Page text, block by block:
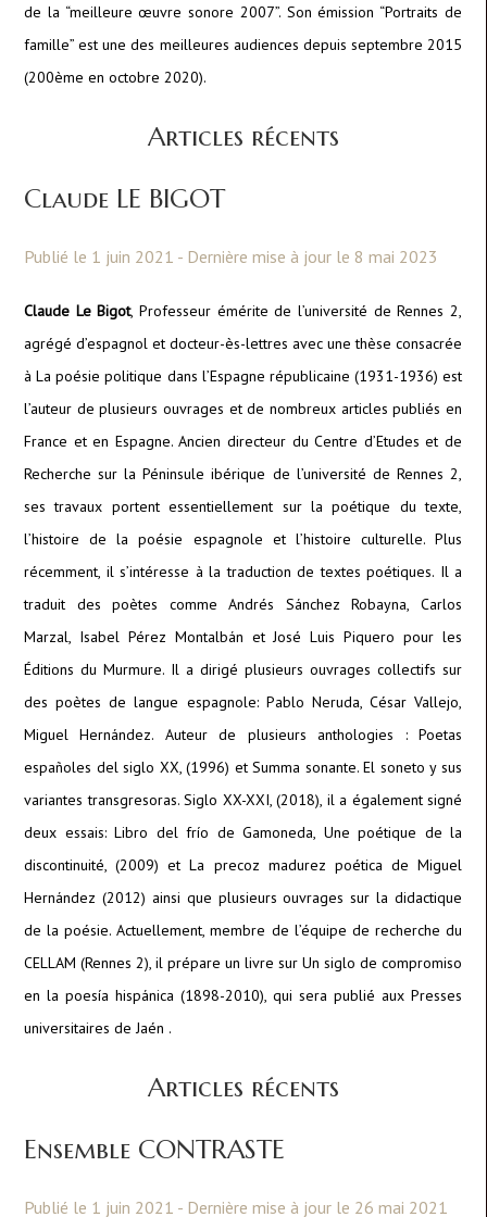
de la “meilleure œuvre sonore 2007”. Son émission “Portraits de
famille” est une des meilleures audiences depuis septembre 2015
(200ème en octobre 2020).
Articles récents
Claude LE BIGOT
Publié le 1 juin 2021 - Dernière mise à jour le 8 mai 2023
Claude Le Bigot, Professeur émérite de l’université de Rennes 2,
agrégé d’espagnol et docteur-ès-lettres avec une thèse consacrée
à La poésie politique dans l’Espagne républicaine (1931-1936) est
l’auteur de plusieurs ouvrages et de nombreux articles publiés en
France et en Espagne. Ancien directeur du Centre d’Etudes et de
Recherche sur la Péninsule ibérique de l’université de Rennes 2,
ses travaux portent essentiellement sur la poétique du texte,
l’histoire de la poésie espagnole et l’histoire culturelle. Plus
récemment, il s’intéresse à la traduction de textes poétiques. Il a
traduit des poètes comme Andrés Sánchez Robayna, Carlos
Marzal, Isabel Pérez Montalbán et José Luis Piquero pour les
Éditions du Murmure. Il a dirigé plusieurs ouvrages collectifs sur
des poètes de langue espagnole: Pablo Neruda, César Vallejo,
Miguel Hernández. Auteur de plusieurs anthologies : Poetas
españoles del siglo XX, (1996) et Summa sonante. El soneto y sus
variantes transgresoras. Siglo XX-XXI, (2018), il a également signé
deux essais: Libro del frío de Gamoneda, Une poétique de la
discontinuité, (2009) et La precoz madurez poética de Miguel
Hernández (2012) ainsi que plusieurs ouvrages sur la didactique
de la poésie. Actuellement, membre de l’équipe de recherche du
CELLAM (Rennes 2), il prépare un livre sur Un siglo de compromiso
en la poesía hispánica (1898-2010), qui sera publié aux Presses
universitaires de Jaén .
Articles récents
Ensemble CONTRASTE
Publié le 1 juin 2021 - Dernière mise à jour le 26 mai 2021